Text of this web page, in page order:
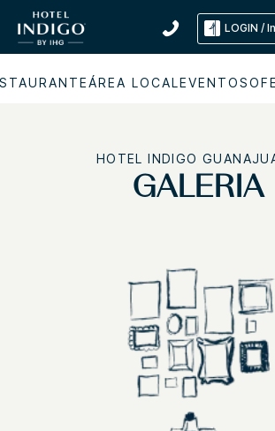
LOGIN /
ÁREA LOCALEVENTOS
HOTEL INDIGO
GALERIA